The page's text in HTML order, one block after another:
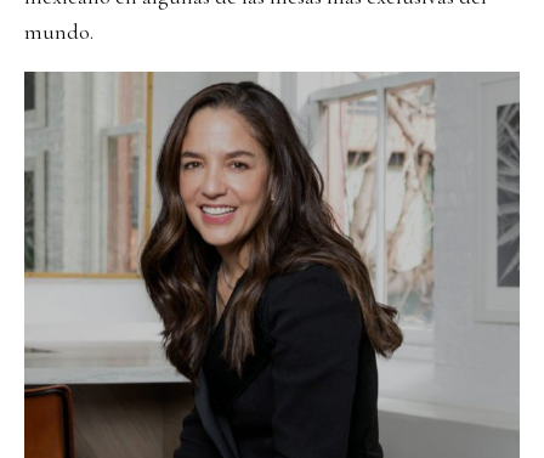
mundo.